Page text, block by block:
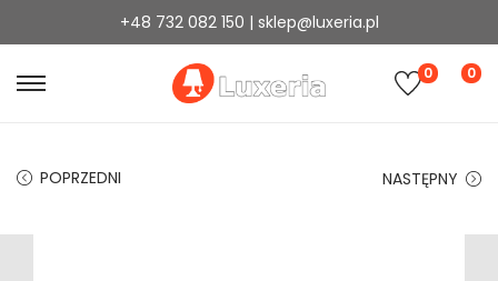
+48 732 082 150 | sklep@luxeria.pl
0 0
POPRZEDNI NASTĘPNY